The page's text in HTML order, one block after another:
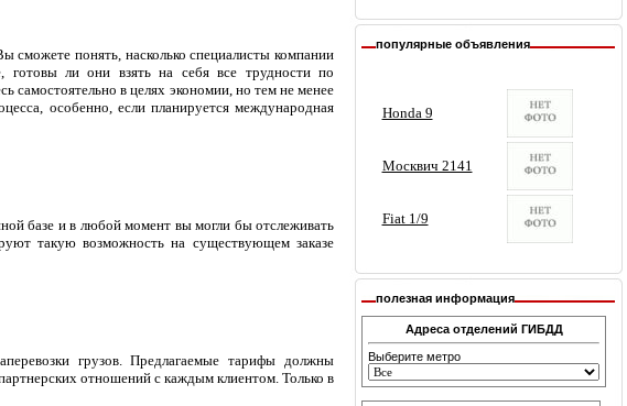
сможете понять, насколько специалисты компании
готовы ли они взять на себя все трудности по
в целях экономии, но тем не менее
особенно, если планируется международная
базе и в любой момент вы могли бы отслеживать
такую возможность на существующем заказе
грузов. Предлагаемые тарифы должны
отношений с каждым клиентом. Только в
популярные объявления
полезная информация
Адреса отделений ГИБДД
Выберите метро